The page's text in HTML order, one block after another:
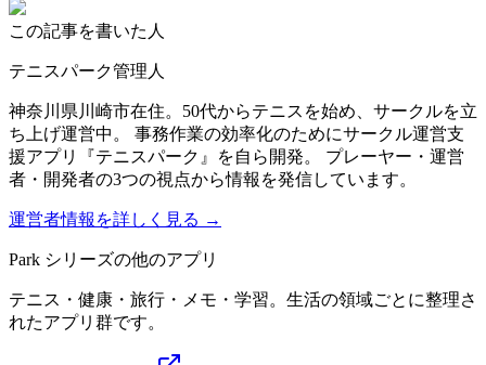
この記事を書いた人
テニスパーク管理人
神奈川県川崎市在住。50代からテニスを始め、サークルを立
ち上げ運営中。 事務作業の効率化のためにサークル運営支
援アプリ『テニスパーク』を自ら開発。 プレーヤー・運営
者・開発者の3つの視点から情報を発信しています。
運営者情報を詳しく見る →
Park シリーズの他のアプリ
テニス・健康・旅行・メモ・学習。生活の領域ごとに整理さ
れたアプリ群です。